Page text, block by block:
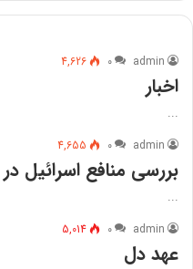
admin ۰ 4,626
اخبار
...
admin ۰ 4,655
بررسی منافع اسرائیل
...
admin ۰ 5,014
عهد دل‌